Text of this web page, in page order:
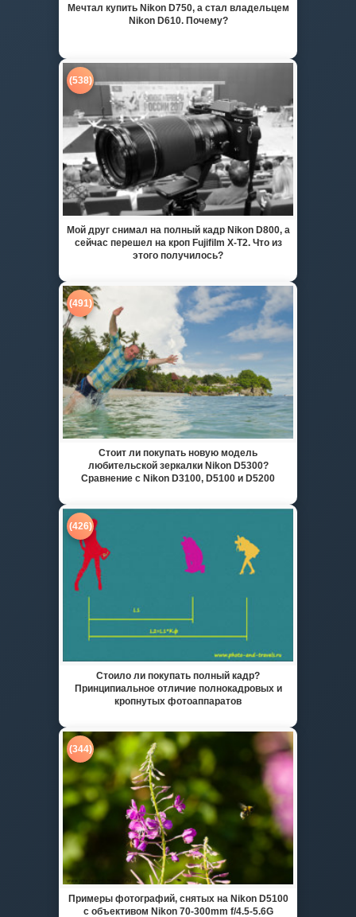
Мечтал купить Nikon D750, а стал владельцем
Nikon D610. Почему?
(538)
Мой друг снимал на полный кадр Nikon D800, а
сейчас перешел на кроп Fujifilm X-T2. Что из
этого получилось?
(491)
Стоит ли покупать новую модель
любительской зеркалки Nikon D5300?
Сравнение с Nikon D3100, D5100 и D5200
(426)
Стоило ли покупать полный кадр?
Принципиальное отличие полнокадровых и
кропнутых фотоаппаратов
(344)
Примеры фотографий, снятых на Nikon D5100
с объективом Nikon 70-300mm f/4.5-5.6G